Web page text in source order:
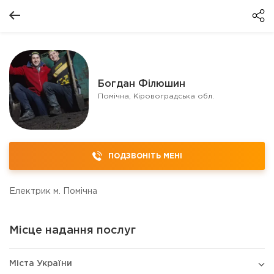
Богдан Філюшин
Помічна, Кіровоградська обл.
ПОДЗВОНІТЬ МЕНІ
Електрик м. Помічна
Місце надання послуг
Міста України